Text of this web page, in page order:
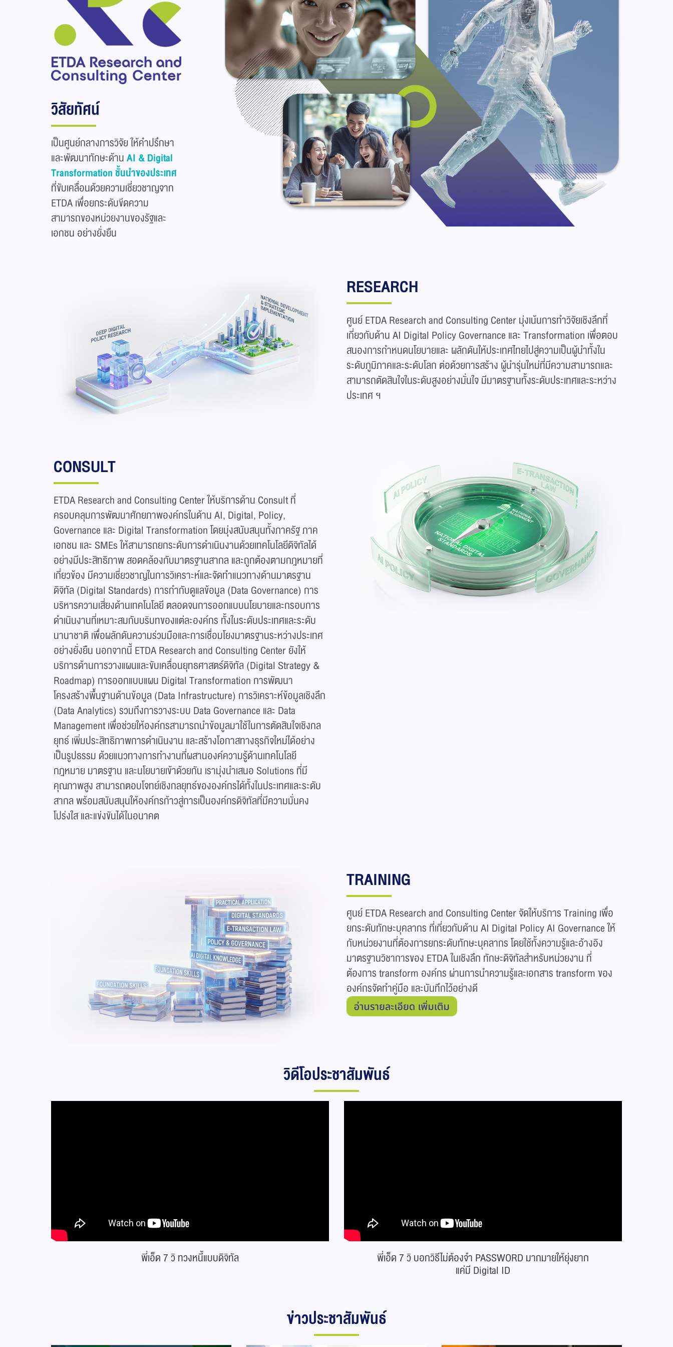
วิสัยทัศน์
เป็นศูนย์กลางการวิจัย ให้คำปรึกษา
และพัฒนาทักษะด้านAI & Digital
Transformation ชั้นนำของประเทศ
ที่ขับเคลื่อนด้วยความเชี่ยวชาญจาก
ETDA เพื่อยกระดับขีดความ
สามารถของหน่วยงานของรัฐและ
เอกชน อย่างยั่งยืน
RESEARCH
ศูนย์ ETDA Research and Consulting Center มุ่งเน้นการทำวิจัยเชิงลึกที่
เกี่ยวกับด้าน AI Digital Policy Governance และ Transformation เพื่อตอบ
สนองการกำหนดนโยบายและ ผลักดันให้ประเทศไทยไปสู่ความเป็นผู้นำทั้งใน
ระดับภูมิภาคและระดับโลก ต่อด้วยการสร้าง ผู้นำรุ่นใหม่ที่มีความสามารถและ
สามารถตัดสินใจในระดับสูงอย่างมั่นใจ มีมาตรฐานทั้งระดับประเทศและระหว่าง
ประเทศ ฯ
CONSULT
ETDA Research and Consulting Center ให้บริการด้าน Consult ที่
ครอบคลุมการพัฒนาศักยภาพองค์กรในด้าน AI, Digital, Policy,
Governance และ Digital Transformation โดยมุ่งสนับสนุนทั้งภาครัฐ ภาค
เอกชน และ SMEs ให้สามารถยกระดับการดำเนินงานด้วยเทคโนโลยีดิจิทัลได้
อย่างมีประสิทธิภาพ สอดคล้องกับมาตรฐานสากล และถูกต้องตามกฎหมายที่
เกี่ยวข้อง​ มีความเชี่ยวชาญในการวิเคราะห์และจัดทำแนวทางด้านมาตรฐาน
ดิจิทัล (Digital Standards) การกำกับดูแลข้อมูล (Data Governance) การ
บริหารความเสี่ยงด้านเทคโนโลยี ตลอดจนการออกแบบนโยบายและกรอบการ
ดำเนินงานที่เหมาะสมกับบริบทของแต่ละองค์กร ทั้งในระดับประเทศและระดับ
นานาชาติ เพื่อผลักดันความร่วมมือและการเชื่อมโยงมาตรฐานระหว่างประเทศ
อย่างยั่งยืน​ นอกจากนี้ ETDA Research and Consulting Center ยังให้
บริการด้านการวางแผนและขับเคลื่อนยุทธศาสตร์ดิจิทัล (Digital Strategy &
Roadmap) การออกแบบแผน Digital Transformation การพัฒนา
โครงสร้างพื้นฐานด้านข้อมูล (Data Infrastructure) การวิเคราะห์ข้อมูลเชิงลึก
(Data Analytics) รวมถึงการวางระบบ Data Governance และ Data
Management เพื่อช่วยให้องค์กรสามารถนำข้อมูลมาใช้ในการตัดสินใจเชิงกล
ยุทธ์ เพิ่มประสิทธิภาพการดำเนินงาน และสร้างโอกาสทางธุรกิจใหม่ได้อย่าง
เป็นรูปธรรม​ ด้วยแนวทางการทำงานที่ผสานองค์ความรู้ด้านเทคโนโลยี
กฎหมาย มาตรฐาน และนโยบายเข้าด้วยกัน เรามุ่งนำเสนอ Solutions ที่มี
คุณภาพสูง สามารถตอบโจทย์เชิงกลยุทธ์ขององค์กรได้ทั้งในประเทศและระดับ
สากล พร้อมสนับสนุนให้องค์กรก้าวสู่การเป็นองค์กรดิจิทัลที่มีความมั่นคง
โปร่งใส และแข่งขันได้ในอนาคต​
TRAINING
ศูนย์ ETDA Research and Consulting Center จัดให้บริการ Training เพื่อ
ยกระดับทักษะบุคลากร ที่เกี่ยวกับด้าน AI Digital Policy AI Governance ให้
กับหน่วยงานที่ต้องการยกระดับทักษะบุคลากร โดยใช้ทั้งความรู้และอ้างอิง
มาตรฐานวิชาการของ ETDA ในเชิงลึก ทักษะดิจิทัลสำหรับหน่วยงาน ที่
ต้องการ transform องค์กร ผ่านการนำความรู้และเอกสาร transform ของ
องค์กรจัดทำคู่มือ และบันทึกไว้อย่างดี
วิดีโอประชาสัมพันธ์
พี่เอ็ด 7 วิ ทวงหนี้แบบดิจิทัล พี่เอ็ด 7 วิ บอกวิธีไม่ต้องจำ PASSWORD มากมายให้ยุ่งยาก
แค่มี Digital ID
ข่าวประชาสัมพันธ์